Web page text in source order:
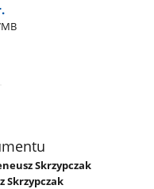
Skrzypczak
Skrzypczak